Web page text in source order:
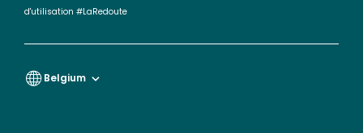
d'utilisation #LaRedoute
Belgium